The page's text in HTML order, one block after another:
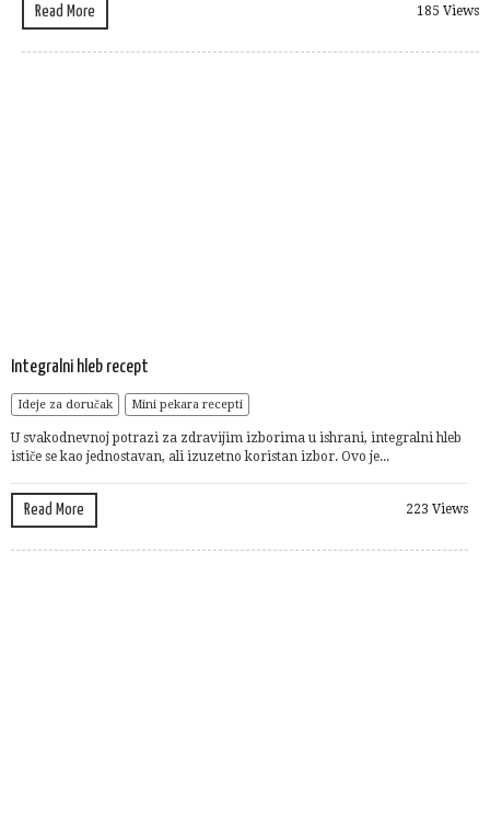
Read More 185 Views
Integralni hleb recept
Ideje za doručak Mini pekara recepti
U svakodnevnoj potrazi za zdravijim izborima u ishrani, integralni hleb
ističe se kao jednostavan, ali izuzetno koristan izbor. Ovo je...
Read More 223 Views